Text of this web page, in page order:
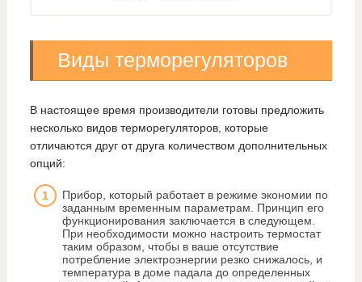
Виды терморегуляторов
В настоящее время производители готовы предложить
несколько видов терморегуляторов, которые
отличаются друг от друга количеством дополнительных
опций:
Прибор, который работает в режиме экономии по
заданным временным параметрам. Принцип его
функционирования заключается в следующем.
При необходимости можно настроить термостат
таким образом, чтобы в ваше отсутствие
потребление электроэнергии резко снижалось, и
температура в доме падала до определенных